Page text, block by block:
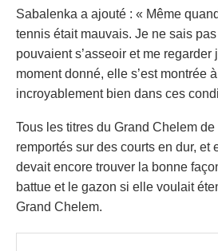
Sabalenka a ajouté : « Même
tennis était mauvais. Je ne sais
pouvaient s’asseoir et me regarder
moment donné, elle s’est montrée
incroyablement bien dans ces
Tous les titres du Grand Chelem
remportés sur des courts en dur, et
devait encore trouver la bonne
battue et le gazon si elle voulait
Grand Chelem.